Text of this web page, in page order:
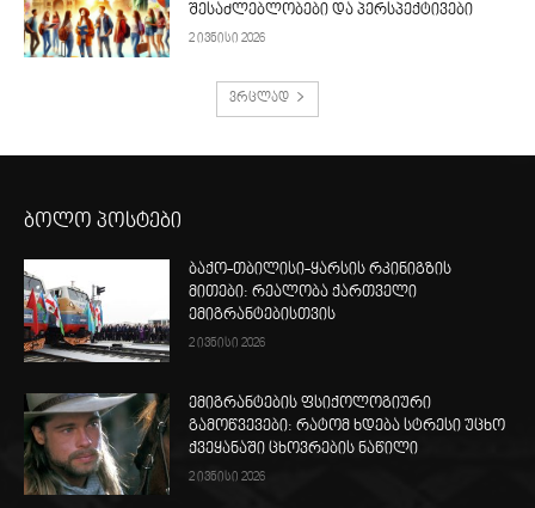
შესაძლებლობები და პერსპექტივები
2 ივნისი 2026
ვრცლად
ბოლო პოსტები
ბაქო-თბილისი-ყარსის რკინიგზის
მითები: რეალობა ქართველი
ემიგრანტებისთვის
2 ივნისი 2026
ემიგრანტების ფსიქოლოგიური
გამოწვევები: რატომ ხდება სტრესი უცხო
ქვეყანაში ცხოვრების ნაწილი
2 ივნისი 2026